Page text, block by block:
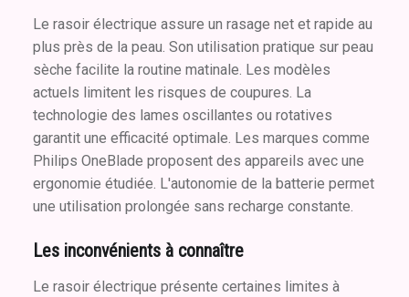
Le rasoir électrique assure un rasage net et rapide au
plus près de la peau. Son utilisation pratique sur peau
sèche facilite la routine matinale. Les modèles
actuels limitent les risques de coupures. La
technologie des lames oscillantes ou rotatives
garantit une efficacité optimale. Les marques comme
Philips OneBlade proposent des appareils avec une
ergonomie étudiée. L'autonomie de la batterie permet
une utilisation prolongée sans recharge constante.
Les inconvénients à connaître
Le rasoir électrique présente certaines limites à